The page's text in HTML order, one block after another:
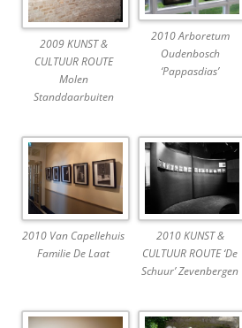
2009 KUNST &
CULTUUR ROUTE
Molen
Standdaarbuiten
2010 Arboretum
Oudenbosch
‘Pappasdias’
2010 Van Capellehuis
Familie De Laat
2010 KUNST &
CULTUUR ROUTE ‘De
Schuur’ Zevenbergen